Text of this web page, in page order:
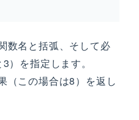
数名と括弧、そして必
）を指定します。
（この場合は8）を返し